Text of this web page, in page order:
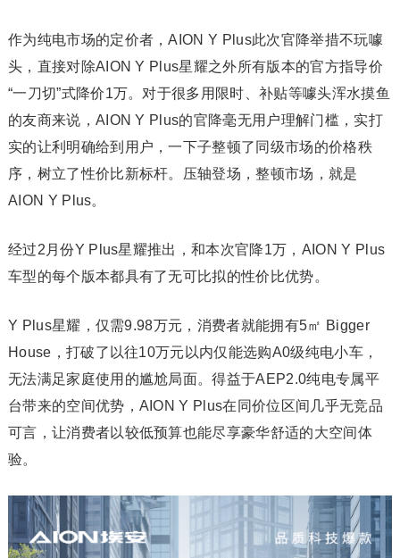
作为纯电市场的定价者，AION Y Plus此次官降举措不玩噱
头，直接对除AION Y Plus星耀之外所有版本的官方指导价
“一刀切”式降价1万。对于很多用限时、补贴等噱头浑水摸鱼
的友商来说，AION Y Plus的官降毫无用户理解门槛，实打
实的让利明确给到用户，一下子整顿了同级市场的价格秩
序，树立了性价比新标杆。压轴登场，整顿市场，就是
AION Y Plus。
经过2月份Y Plus星耀推出，和本次官降1万，AION Y Plus
车型的每个版本都具有了无可比拟的性价比优势。
Y Plus星耀，仅需9.98万元，消费者就能拥有5㎡ Bigger
House，打破了以往10万元以内仅能选购A0级纯电小车，
无法满足家庭使用的尴尬局面。得益于AEP2.0纯电专属平
台带来的空间优势，AION Y Plus在同价位区间几乎无竞品
可言，让消费者以较低预算也能尽享豪华舒适的大空间体
验。